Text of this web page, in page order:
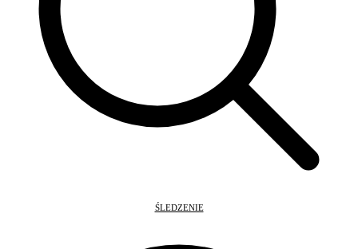
ŚLEDZENIE